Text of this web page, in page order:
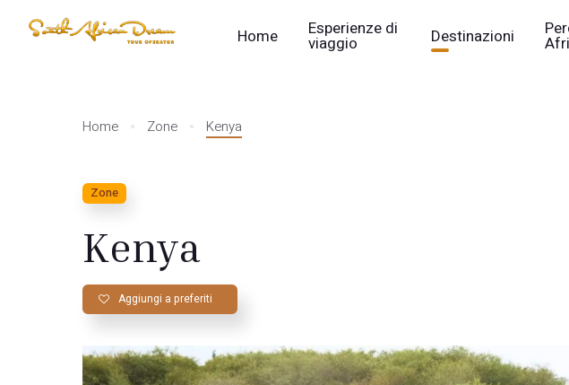
Home Esperienze di
viaggio Destinazioni
Home Zone Kenya
Zone
Kenya
Aggiungi a preferiti